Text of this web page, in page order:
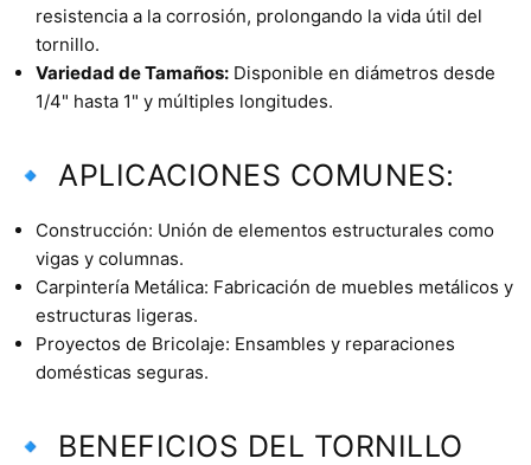
resistencia a la corrosión, prolongando la vida útil del
tornillo.
Variedad de Tamaños: Disponible en diámetros desde
1/4" hasta 1" y múltiples longitudes.
🔹 APLICACIONES COMUNES:
Construcción: Unión de elementos estructurales como
vigas y columnas.
Carpintería Metálica: Fabricación de muebles metálicos y
estructuras ligeras.
Proyectos de Bricolaje: Ensambles y reparaciones
domésticas seguras.
🔹 BENEFICIOS DEL TORNILLO